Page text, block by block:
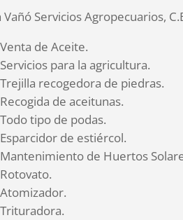
Vañó Servicios Agropecuarios,
Venta de Aceite.
Servicios para la agricultura.
Trejilla recogedora de piedras.
Recogida de aceitunas.
Todo tipo de podas.
Esparcidor de estiércol.
Mantenimiento de Huertos
Rotovato.
Atomizador.
Trituradora.